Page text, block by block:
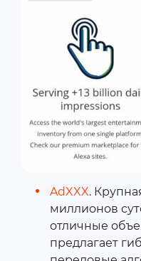
AdXXX.
миллионов
отличные
предлагает